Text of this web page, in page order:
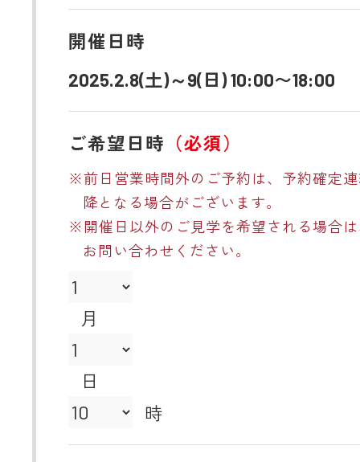
開催日時
2025.2.8(土)～9(日) 10:00〜18:00
ご希望日時 （必須）
※前日営業時間外のご予約は、予約確定
降となる場合がございます。
※開催日以外のご見学を希望される場合
お問い合わせください。
月
日
時